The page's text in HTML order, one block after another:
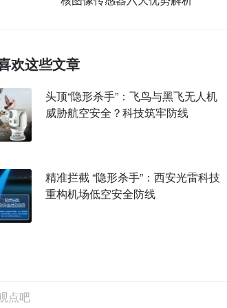
欢这些文章
头顶“隐形杀手”：飞鸟与黑飞无人机
威胁航空安全？科技筑牢防线
精准拦截 “隐形杀手”：西安光雷科技
重构机场低空安全防线